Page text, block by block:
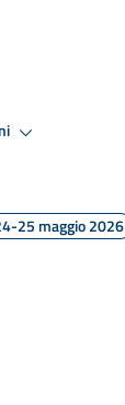
25 maggio 2026